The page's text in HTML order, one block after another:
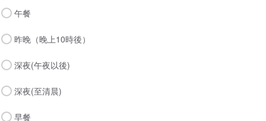
午餐
昨晚（晚上10時後）
深夜(午夜以後)
深夜(至清晨)
早餐